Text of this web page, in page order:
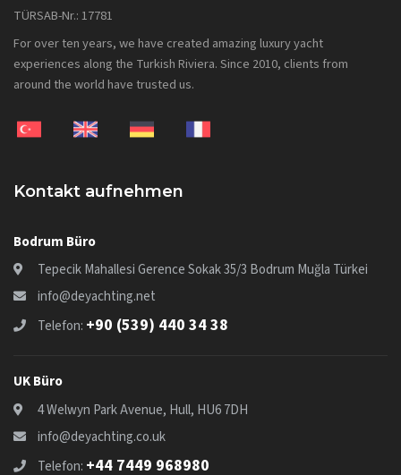
TÜRSAB-Nr.: 17781
For over ten years, we have created amazing luxury yacht
experiences along the Turkish Riviera. Since 2010, clients from
around the world have trusted us.
Kontakt aufnehmen
Bodrum Büro
Tepecik Mahallesi Gerence Sokak 35/3 Bodrum Muğla Türkei
info@deyachting.net
Telefon: +90 (539) 440 34 38
UK Büro
4 Welwyn Park Avenue, Hull, HU6 7DH
info@deyachting.co.uk
Telefon: +44 7449 968980